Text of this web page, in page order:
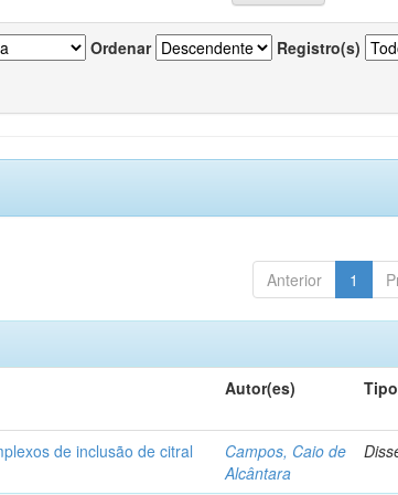
Ordenar Registro(s)
Anterior 1
Autor(es) Tipo
de inclusão de citral
Campos, Caio de
Alcântara